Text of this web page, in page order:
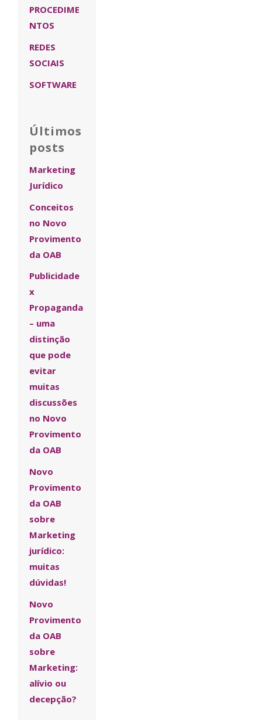
PROCEDIME
NTOS
REDES
SOCIAIS
SOFTWARE
Últimos
posts
Marketing
Jurídico
Conceitos
no Novo
Provimento
da OAB
Publicidade
x
Propaganda
– uma
distinção
que pode
evitar
muitas
discussões
no Novo
Provimento
da OAB
Novo
Provimento
da OAB
sobre
Marketing
jurídico:
muitas
dúvidas!
Novo
Provimento
da OAB
sobre
Marketing:
alívio ou
decepção?